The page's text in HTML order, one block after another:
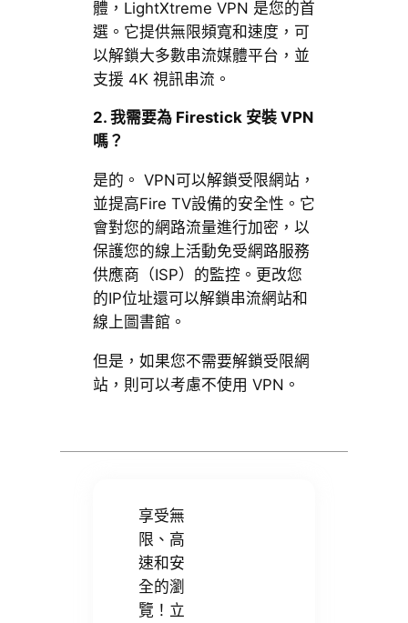
體，LightXtreme VPN 是您的首
選。它提供無限頻寬和速度，可
以解鎖大多數串流媒體平台，並
支援 4K 視訊串流。
2. 我需要為 Firestick 安裝 VPN
嗎？
是的。 VPN可以解鎖受限網站，
並提高Fire TV設備的安全性。它
會對您的網路流量進行加密，以
保護您的線上活動免受網路服務
供應商（ISP）的監控。更改您
的IP位址還可以解鎖串流網站和
線上圖書館。
但是，如果您不需要解鎖受限網
站，則可以考慮不使用 VPN。
享受無
限、高
速和安
全的瀏
覽！立